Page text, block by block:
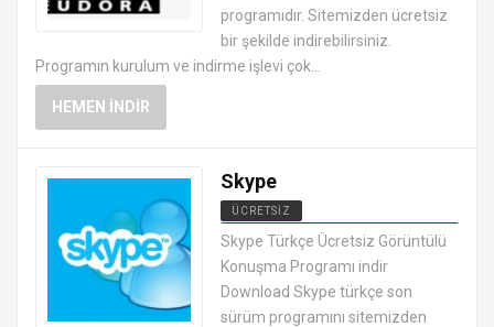
programıdır. Sitemizden ücretsiz
bir şekilde indirebilirsiniz.
Programın kurulum ve indirme işlevi çok...
HEMEN İNDIR
Skype
ÜCRETSIZ
MESAJLAŞMA SOHBET
PROGRAMLARI
Skype Türkçe Ücretsiz Görüntülü
Konuşma Programı indir
Download Skype türkçe son
sürüm programını sitemizden